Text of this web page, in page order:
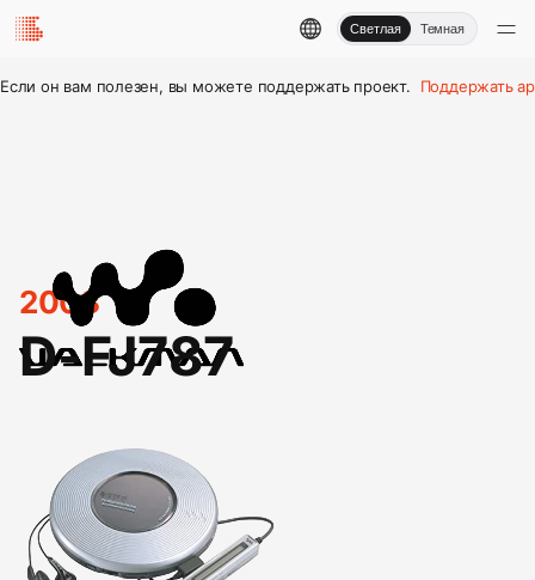
Светлая Темная
Если он вам полезен, вы можете поддержать проект. Поддержать
2003
D-FJ787